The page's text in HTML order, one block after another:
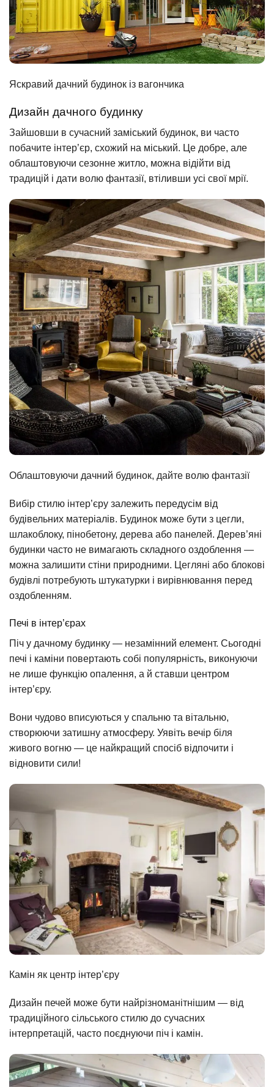
Яскравий дачний будинок із вагончика
Дизайн дачного будинку
Зайшовши в сучасний заміський будинок, ви часто
побачите інтер’єр, схожий на міський. Це добре, але
облаштовуючи сезонне житло, можна відійти від
традицій і дати волю фантазії, втіливши усі свої мрії.
Облаштовуючи дачний будинок, дайте волю фантазії
Вибір стилю інтер’єру залежить передусім від
будівельних матеріалів. Будинок може бути з цегли,
шлакоблоку, пінобетону, дерева або панелей. Дерев’яні
будинки часто не вимагають складного оздоблення —
можна залишити стіни природними. Цегляні або блокові
будівлі потребують штукатурки і вирівнювання перед
оздобленням.
Печі в інтер’єрах
Піч у дачному будинку — незамінний елемент. Сьогодні
печі і каміни повертають собі популярність, виконуючи
не лише функцію опалення, а й ставши центром
інтер’єру.
Вони чудово вписуються у спальню та вітальню,
створюючи затишну атмосферу. Уявіть вечір біля
живого вогню — це найкращий спосіб відпочити і
відновити сили!
Камін як центр інтер’єру
Дизайн печей може бути найрізноманітнішим — від
традиційного сільського стилю до сучасних
інтерпретацій, часто поєднуючи піч і камін.